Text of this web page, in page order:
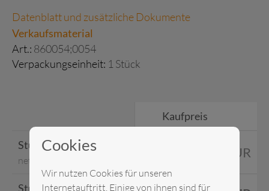
Datenblatt und zusätzliche Dokumente
Verkaufsmaterial
Art.: 860054;0054
Verpackungseinheit: 1 Stück
Kaufpreis
Stückpreis
netto 3,15 EUR
Stückpreis
Cookies
Wir nutzen Cookies für unseren
Internetauftritt. Einige von ihnen sind für